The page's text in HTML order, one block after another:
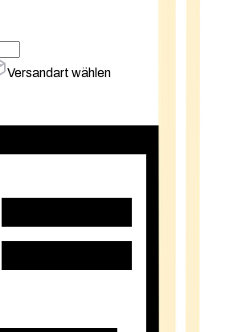
Versandart wählen